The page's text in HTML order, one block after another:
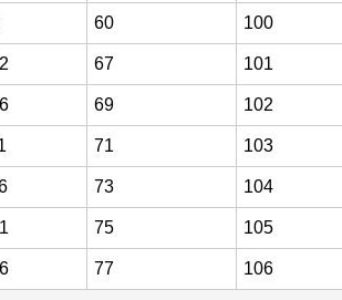
60 100
67 101
69 102
71 103
73 104
75 105
77 106